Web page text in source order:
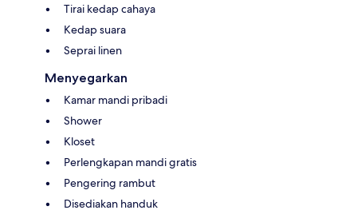
Tirai kedap cahaya
Kedap suara
Seprai linen
Menyegarkan
Kamar mandi pribadi
Shower
Kloset
Perlengkapan mandi gratis
Pengering rambut
Disediakan handuk